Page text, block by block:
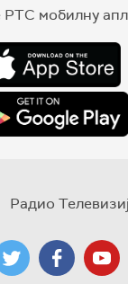
мобилну
Радио